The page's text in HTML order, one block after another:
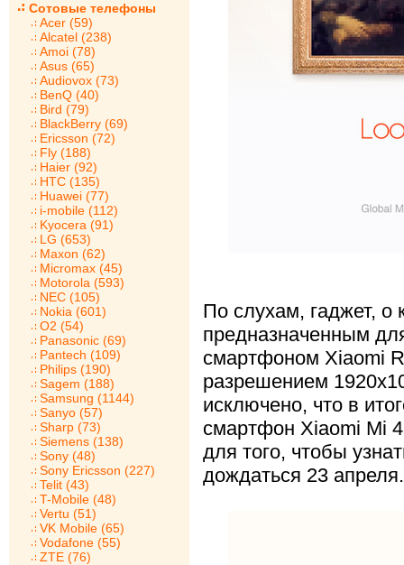
Сотовые телефоны
Acer (59)
Alcatel (238)
Amoi (78)
Asus (65)
Audiovox (73)
BenQ (40)
Bird (79)
BlackBerry (69)
Ericsson (72)
Fly (188)
Haier (92)
HTC (135)
Huawei (77)
i-mobile (112)
Kyocera (91)
LG (653)
Maxon (62)
Micromax (45)
Motorola (593)
NEC (105)
Nokia (601)
O2 (54)
Panasonic (69)
Pantech (109)
Philips (190)
Sagem (188)
Samsung (1144)
Sanyo (57)
Sharp (73)
Siemens (138)
Sony (48)
Sony Ericsson (227)
Telit (43)
T-Mobile (48)
Vertu (51)
VK Mobile (65)
Vodafone (55)
ZTE (76)
По слухам, гаджет, о
предназначенным
смартфоном Xiaomi
разрешением
исключено, что в
смартфон Xiaomi Mi
для того, чтобы
дождаться 23 апреля.